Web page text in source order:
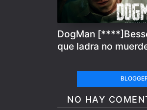
DogMan
que ladra no
NO HAY